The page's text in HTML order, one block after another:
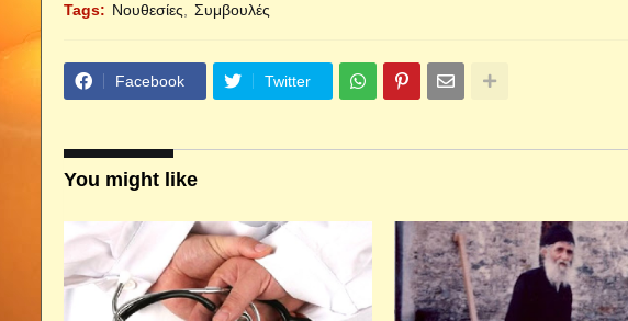
Tags: Νουθεσίες Συμβουλές
Facebook Twitter
You might like